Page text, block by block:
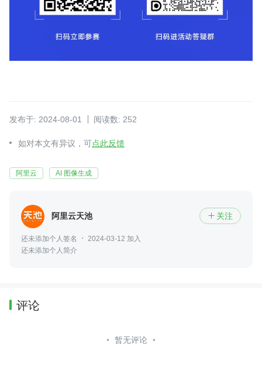
发布于: 2024-08-01 阅读数: 252
如对本文有异议，可点此反馈
阿里云 AI 图像生成
阿里云天池  关注
还未添加个人签名
2024-03-12 加入
还未添加个人简介
评论
暂无评论